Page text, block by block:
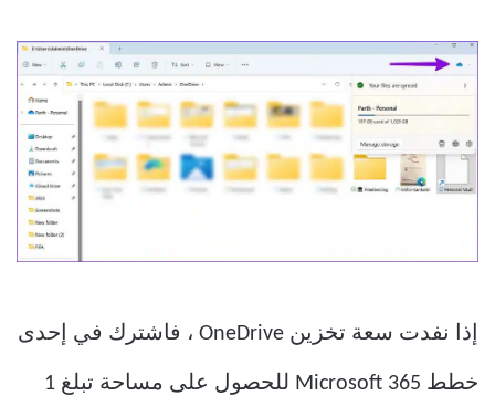
إذا نفدت سعة تخزين OneDrive ، فاشترك في إحدى
خطط Microsoft 365 للحصول على مساحة تبلغ 1